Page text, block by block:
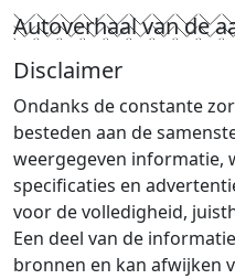
Autoverhaal van de
Disclaimer
Ondanks de constante
besteden aan de
weergegeven informatie,
specificaties en
voor de volledigheid,
Een deel van de
bronnen en kan afwijken